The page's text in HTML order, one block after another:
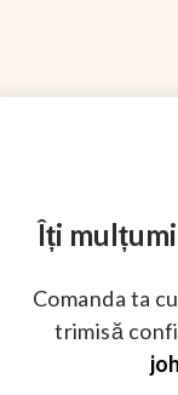
Îți
Comanda ta
trimisă